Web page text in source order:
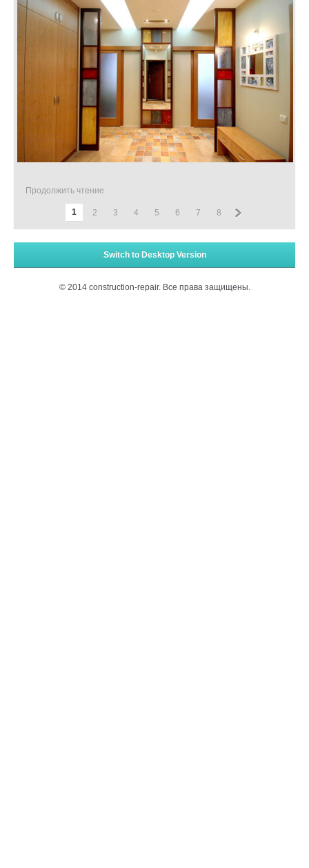
Продолжить чтение
1 2 3 4 5 6 7 8
Switch to Desktop Version
© 2014 construction-repair. Все права защищены.